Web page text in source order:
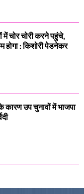
में चोर चोरी करने पहुंचे,
होगा : किशोरी पेडनेकर
उप चुनावों में भाजपा